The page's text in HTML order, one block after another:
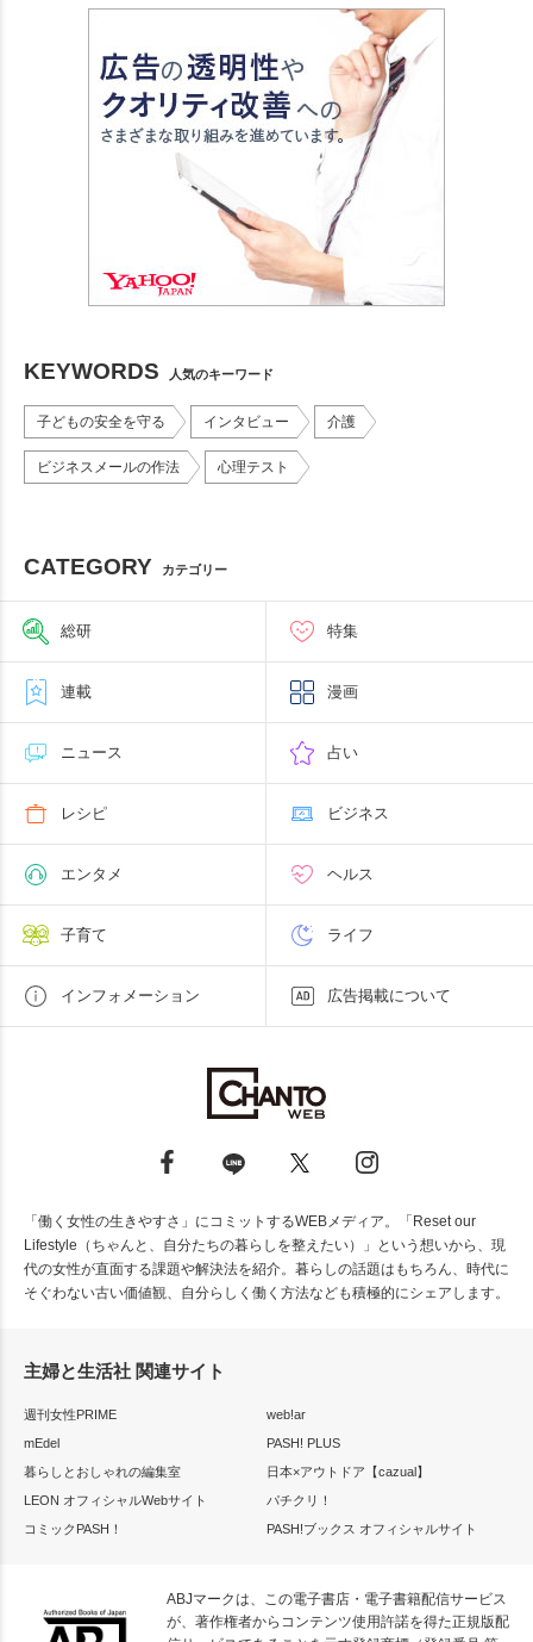
KEYWORDS 人気のキーワード
子どもの安全を守る インタビュー 介護
ビジネスメールの作法 心理テスト
CATEGORY カテゴリー
総研 特集
連載 漫画
ニュース 占い
レシピ ビジネス
エンタメ ヘルス
子育て ライフ
インフォメーション 広告掲載について
「働く女性の生きやすさ」にコミットするWEBメディア。「Reset our
Lifestyle（ちゃんと、自分たちの暮らしを整えたい）」という想いから、現
代の女性が直面する課題や解決法を紹介。暮らしの話題はもちろん、時代に
そぐわない古い価値観、自分らしく働く方法なども積極的にシェアします。
主婦と生活社 関連サイト
週刊女性PRIME
web!ar
mEdel
PASH! PLUS
暮らしとおしゃれの編集室
日本×アウトドア【cazual】
LEON オフィシャルWebサイト
パチクリ！
コミックPASH！
PASH!ブックス オフィシャルサイト
ABJマークは、この電子書店・電子書籍配信サービス
が、著作権者からコンテンツ使用許諾を得た正規版配